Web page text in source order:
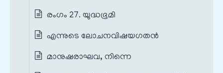
രംഗം 27. യുദ്ധഭൂമി
എന്നുടെ ലോചനവിഷയഗതൻ
മാനുഷരാഘവ, നിന്നെ